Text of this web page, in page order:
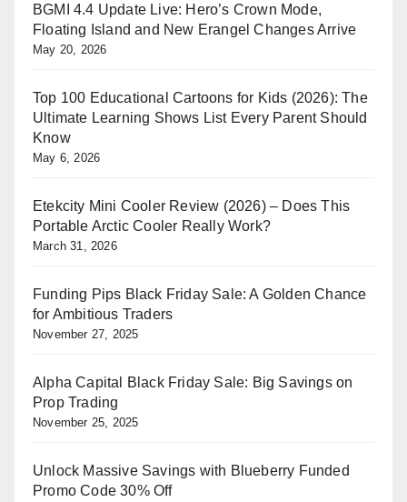
BGMI 4.4 Update Live: Hero’s Crown Mode,
Floating Island and New Erangel Changes Arrive
May 20, 2026
Top 100 Educational Cartoons for Kids (2026): The
Ultimate Learning Shows List Every Parent Should
Know
May 6, 2026
Etekcity Mini Cooler Review (2026) – Does This
Portable Arctic Cooler Really Work?
March 31, 2026
Funding Pips Black Friday Sale: A Golden Chance
for Ambitious Traders
November 27, 2025
Alpha Capital Black Friday Sale: Big Savings on
Prop Trading
November 25, 2025
Unlock Massive Savings with Blueberry Funded
Promo Code 30% Off